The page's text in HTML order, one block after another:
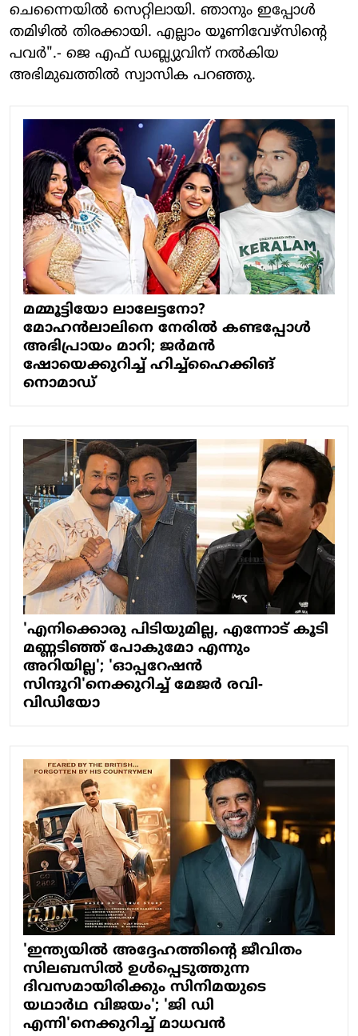
ചെന്നൈയിൽ സെറ്റിലായി. ഞാനും ഇപ്പോൾ
തമിഴിൽ തിരക്കായി. എല്ലാം യൂണിവേഴ്സിന്റെ
പവർ".- ജെ എഫ് ഡബ്ല്യുവിന് നൽകിയ
അഭിമുഖത്തിൽ സ്വാസിക പറഞ്ഞു.
മമ്മൂട്ടിയോ ലാലേട്ടനോ?
മോഹന്‍ലാലിനെ നേരില്‍ കണ്ടപ്പോള്‍
അഭിപ്രായം മാറി; ജര്‍മന്‍
ഷോയെക്കുറിച്ച് ഹിച്ച്‌ഹൈക്കിങ്
നൊമാഡ്
'എനിക്കൊരു പിടിയുമില്ല, എന്നോട് കൂടി
മണ്ണടിഞ്ഞ് പോകുമോ എന്നും
അറിയില്ല'; 'ഓപ്പറേഷൻ
സിന്ദൂറി'നെക്കുറിച്ച് മേജർ രവി-
വിഡിയോ
'ഇന്ത്യയിൽ അദ്ദേഹത്തിന്റെ ജീവിതം
സിലബസിൽ ഉൾപ്പെടുത്തുന്ന
ദിവസമായിരിക്കും സിനിമയുടെ
യഥാർഥ വിജയം'; 'ജി ഡി
എന്നി'നെക്കുറിച്ച് മാധവൻ